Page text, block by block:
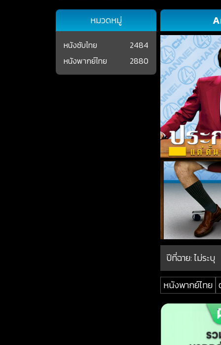
ปีที่ฉาย:ไม่ระบุ
หนังพากย์ไทย
หมวดหมู่
หนังซับไทย
2484
หนังพากย์ไทย
2880